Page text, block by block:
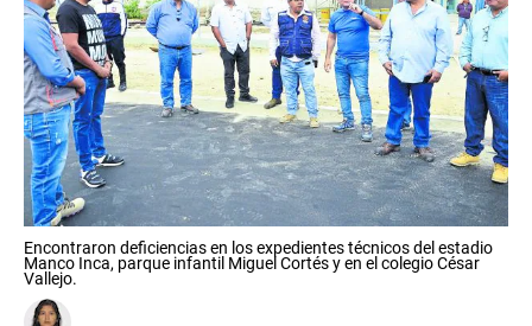
Encontraron deficiencias en los expedientes técnicos del estadio
Manco Inca, parque infantil Miguel Cortés y en el colegio César
Vallejo.